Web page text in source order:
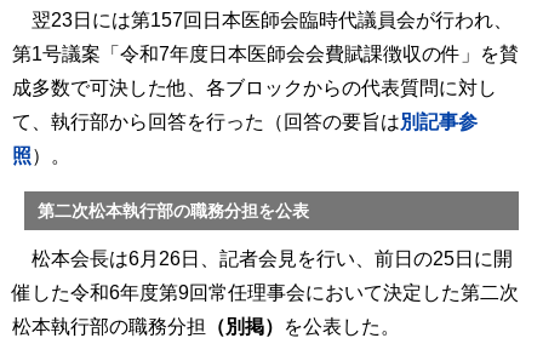
翌23日には第157回日本医師会臨時代議員会が行われ、
第1号議案「令和7年度日本医師会会費賦課徴収の件」を賛
成多数で可決した他、各ブロックからの代表質問に対し
て、執行部から回答を行った（回答の要旨は別記事参
照）。
第二次松本執行部の職務分担を公表
松本会長は6月26日、記者会見を行い、前日の25日に開
催した令和6年度第9回常任理事会において決定した第二次
松本執行部の職務分担
（別掲）
を公表した。